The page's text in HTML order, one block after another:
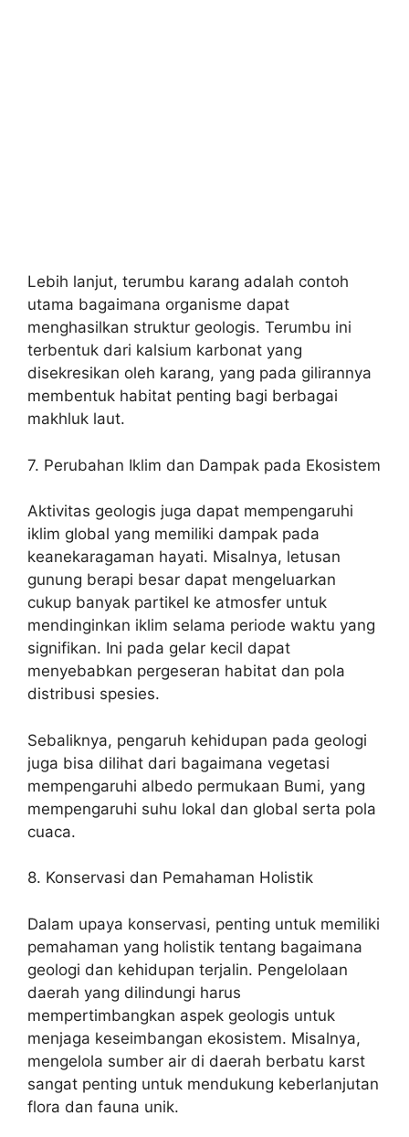
Lebih lanjut, terumbu karang adalah contoh
utama bagaimana organisme dapat
menghasilkan struktur geologis. Terumbu ini
terbentuk dari kalsium karbonat yang
disekresikan oleh karang, yang pada gilirannya
membentuk habitat penting bagi berbagai
makhluk laut.
7. Perubahan Iklim dan Dampak pada Ekosistem
Aktivitas geologis juga dapat mempengaruhi
iklim global yang memiliki dampak pada
keanekaragaman hayati. Misalnya, letusan
gunung berapi besar dapat mengeluarkan
cukup banyak partikel ke atmosfer untuk
mendinginkan iklim selama periode waktu yang
signifikan. Ini pada gelar kecil dapat
menyebabkan pergeseran habitat dan pola
distribusi spesies.
Sebaliknya, pengaruh kehidupan pada geologi
juga bisa dilihat dari bagaimana vegetasi
mempengaruhi albedo permukaan Bumi, yang
mempengaruhi suhu lokal dan global serta pola
cuaca.
8. Konservasi dan Pemahaman Holistik
Dalam upaya konservasi, penting untuk memiliki
pemahaman yang holistik tentang bagaimana
geologi dan kehidupan terjalin. Pengelolaan
daerah yang dilindungi harus
mempertimbangkan aspek geologis untuk
menjaga keseimbangan ekosistem. Misalnya,
mengelola sumber air di daerah berbatu karst
sangat penting untuk mendukung keberlanjutan
flora dan fauna unik.